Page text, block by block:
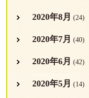
2020年8月 (24)
2020年7月 (40)
2020年6月 (42)
2020年5月 (14)